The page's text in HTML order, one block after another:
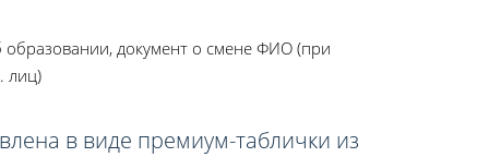
документ о смене ФИО (при
лиц)
в виде премиум-таблички из